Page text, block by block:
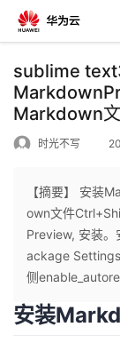
返
回
个
人
主
我
的
sublime
Markdown
时光不写
【摘要】 安装
own文件
Preview, 安装
ackage
侧
安装